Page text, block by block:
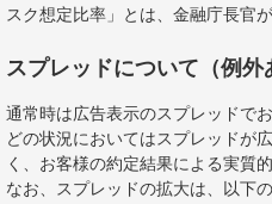
スク想定比率」とは、金融庁長官
スプレッドについて（例外
通常時は広告表示のスプレッドで
どの状況においてはスプレッドが
く、お客様の約定結果による実質
なお、スプレッドの拡大は、以下